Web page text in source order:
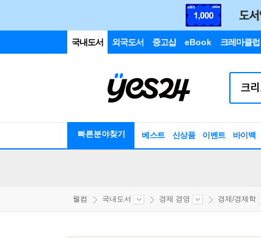
국내도서 외국도서 중고샵 eBook 크레마클럽
빠른분야찾기 베스트 신상품 이벤트 바이백
웰컴 국내도서 경제 경영 경제/경제학